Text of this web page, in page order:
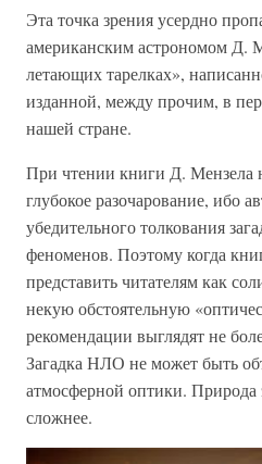
Эта точка зрения усердно
американским астрономом Д.
летающих тарелках»,
изданной, между прочим, в
нашей стране.
При чтении книги Д. Мензела
глубокое разочарование, ибо
убедительного толкования
феноменов. Поэтому когда
представить читателям как
некую обстоятельную
рекомендации выглядят не
Загадка НЛО не может быть
атмосферной оптики. Природа
сложнее.